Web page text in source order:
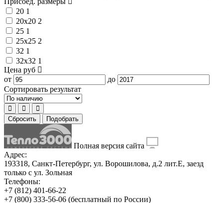
20 1
20x20 2
25 1
25x25 2
32 1
32x32 1
Цена руб
от
до
Сортировать результат
Сбросить Подобрать
Полная версия сайта
Адрес:
193318, Санкт-Петербург, ул. Ворошилова, д.2 лит.Е, заезд
только с ул. Зольная
Телефоны:
+7 (812) 401-66-22
+7 (800) 333-56-06 (бесплатный по России)